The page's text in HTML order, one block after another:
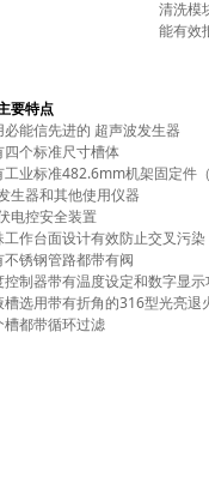
清洗模
能有效
要特点
必能信先进的 超声波发生器
四个标准尺寸槽体
工业标准482.6mm机架固定件
生器和其他使用仪器
电控安全装置
工作台面设计有效防止交叉污染
不锈钢管路都带有阀
控制器带有温度设定和数字显
槽选用带有折角的316型光亮
槽都带循环过滤